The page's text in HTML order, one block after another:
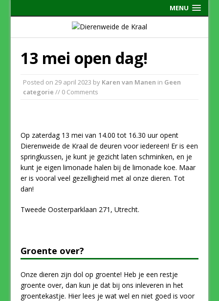
MENU
13 mei open dag!
Posted on29 april 2023 by Karen van Manen in Geen
categorie // 0 Comments
Op zaterdag 13 mei van 14.00 tot 16.30 uur opent
Dierenweide de Kraal de deuren voor iedereen! Er is een
springkussen, je kunt je gezicht laten schminken, en je
kunt je eigen limonade halen bij de limonade koe. Maar
er is vooral veel gezelligheid met al onze dieren. Tot
dan!
Tweede Oosterparklaan 271, Utrecht.
Groente over?
Onze dieren zijn dol op groente! Heb je een restje
groente over, dan kun je dat bij ons inleveren in het
groentekastje. Hier lees je wat wel en niet goed is voor